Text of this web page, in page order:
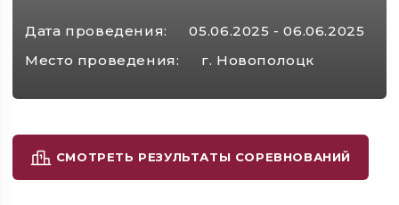
Дата проведения:
05.06.2025 - 06.06.2025
Место проведения:
г. Новополоцк
СМОТРЕТЬ РЕЗУЛЬТАТЫ СОРЕВНОВАНИЙ